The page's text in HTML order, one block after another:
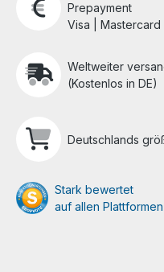
Prepayment
Visa | Mastercard
Weltweiter
(Kostenlos in DE)
Deutschlands
Stark bewertet
auf allen Plattformen